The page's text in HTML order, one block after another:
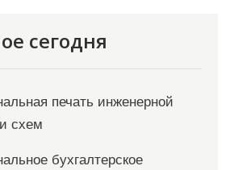
сегодня
печать инженерной
схем
бухгалтерское